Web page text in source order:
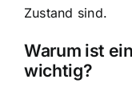
Zustand sind.
Warum ist
wichtig?